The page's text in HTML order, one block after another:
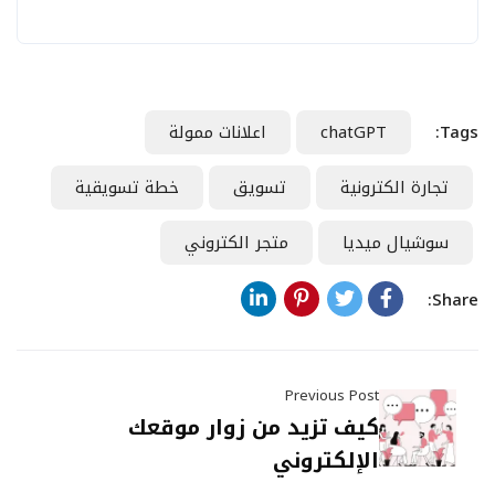
Tags:
chatGPT
اعلانات ممولة
تجارة الكترونية
تسويق
خطة تسويقية
سوشيال ميديا
متجر الكتروني
Share:
Previous Post
كيف تزيد من زوار موقعك
الإلكتروني